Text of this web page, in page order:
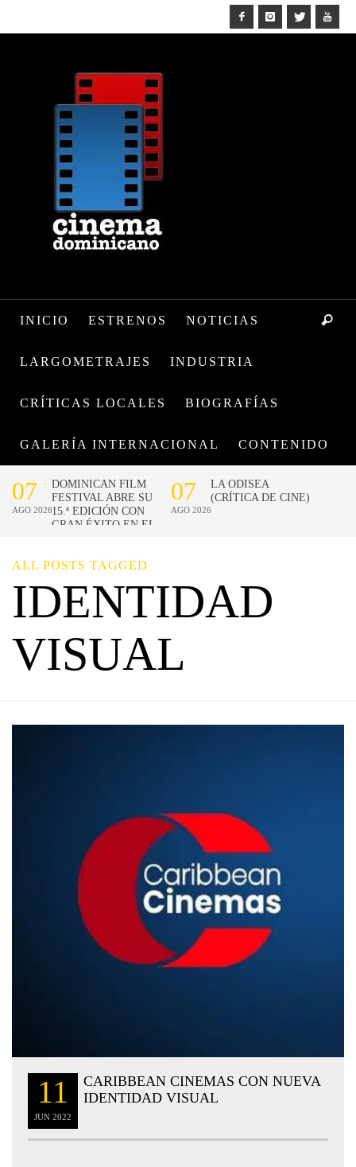
INICIO ESTRENOS NOTICIAS
LARGOMETRAJES INDUSTRIA
CRÍTICAS LOCALES BIOGRAFÍAS
GALERÍA INTERNACIONAL CONTENIDO
ALL POSTS TAGGED
IDENTIDAD
VISUAL
11
JUN 2022
CARIBBEAN CINEMAS CON NUEVA
IDENTIDAD VISUAL